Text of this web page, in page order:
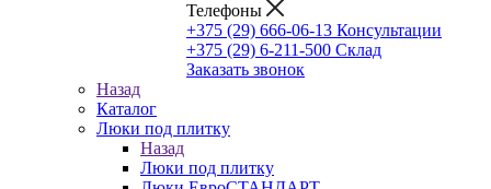
Телефоны
+375 (29) 666-06-13 Консультации
+375 (29) 6-211-500 Склад
Заказать звонок
Назад
Каталог
Люки под плитку
Назад
Люки под плитку